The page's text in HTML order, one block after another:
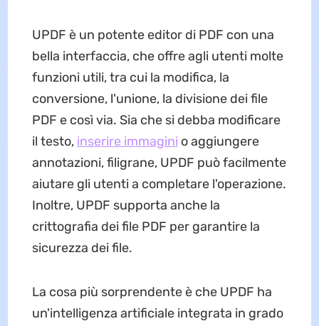
UPDF è un potente editor di PDF con una
bella interfaccia, che offre agli utenti molte
funzioni utili, tra cui la modifica, la
conversione, l'unione, la divisione dei file
PDF e così via. Sia che si debba modificare
il testo, inserire immagini o aggiungere
annotazioni, filigrane, UPDF può facilmente
aiutare gli utenti a completare l'operazione.
Inoltre, UPDF supporta anche la
crittografia dei file PDF per garantire la
sicurezza dei file.
La cosa più sorprendente è che UPDF ha
un'intelligenza artificiale integrata in grado